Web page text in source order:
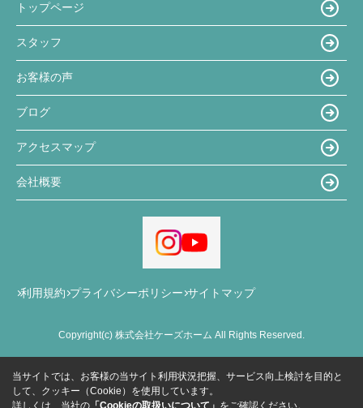
トップページ
スタッフ
お客様の声
ブログ
アクセスマップ
会社概要
利用規約 プライバシーポリシー サイトマップ
Copyright(c) 株式会社ケーズホーム All Rights Reserved.
当サイトでは、お客様の当サイト利用状況把握、サービス向上検討を目的と
して、クッキー（Cookie）を使用しています。
詳しくは、当社の 「Cookieの取扱いについて」 をご確認ください。